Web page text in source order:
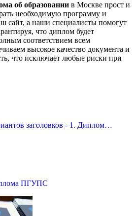
об образовании в Москве прост и
необходимую программу и
сайт, а наши специалисты помогут
что диплом будет
соответствием всем
высокое качество документа и
что исключает любые риски при
заголовков - 1. Диплом…
ПГУПС